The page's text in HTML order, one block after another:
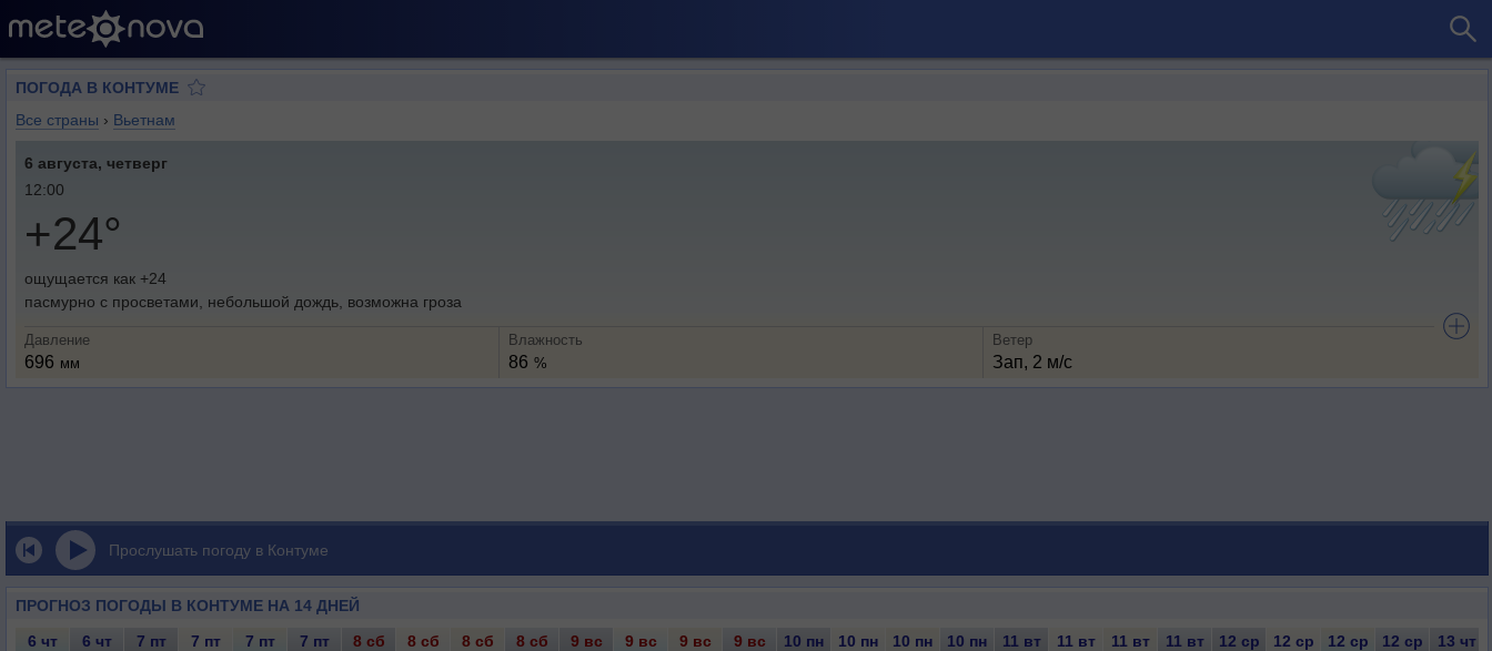
ПОГОДА В КОНТУМЕ
Все страны › Вьетнам
6 августа, четверг
12:00
+24°
ощущается как +24
пасмурно с просветами, небольшой дождь, возможна гроза
Давление
696 мм
Влажность
86 %
Ветер
Зап, 2 м/с
Прослушать погоду в Контуме
ПРОГНОЗ ПОГОДЫ В КОНТУМЕ НА 14 ДНЕЙ
6 чт 6 чт 7 пт 7 пт 7 пт 7 пт 8 сб 8 сб 8 сб 8 сб 9 вс 9 вс 9 вс 9 вс 10 пн 10 пн 10 пн 10 пн 11 вт 11 вт 11 вт 11 вт 12 ср 12 ср 12 ср 12 ср 13 чт